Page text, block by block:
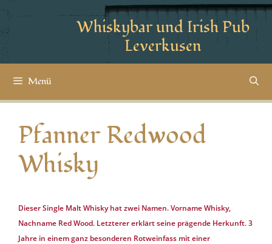
Whiskybar und Irish Pub
Leverkusen
Menü
Pfanner Redwood
Whisky
Dieser Single Malt Whisky hat zwei Namen. Vorname Whisky,
Nachname Red Wood. Letzterer erklärt seine prägende Herkunft. 3
Jahre in einem ganz besonderen Rotweinfass mit einer